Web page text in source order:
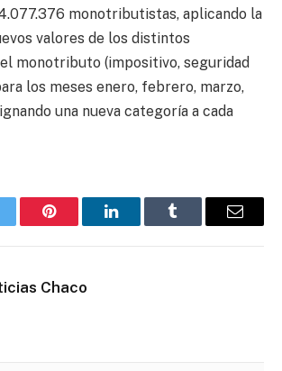
monotributistas, aplicando la
valores de los distintos
monotributo (impositivo, seguridad
los meses enero, febrero, marzo,
una nueva categoría a cada
Pinterest LinkedInTumblr Email
Chaco